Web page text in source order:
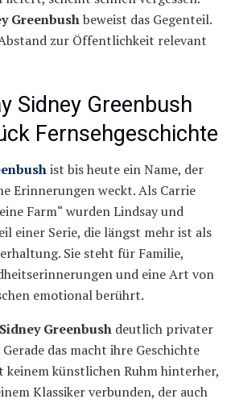
Greenbushbeweist das Gegenteil.
zur Öffentlichkeit relevant
Sidney Greenbush
Fernsehgeschichte
ist bis heute ein Name, der
Erinnerungen weckt. Als Carrie
Farm“ wurden Lindsay und
einer Serie, die längst mehr ist als
Sie steht für Familie,
und eine Art von
emotional berührt.
Greenbush deutlich privater
das macht ihre Geschichte
keinem künstlichen Ruhm hinterher,
Klassiker verbunden, der auch